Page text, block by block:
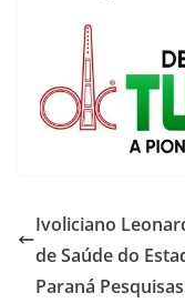
Ivoliciano
de Saúde do
Paraná